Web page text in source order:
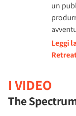
un
Leggi
I VIDEO
The